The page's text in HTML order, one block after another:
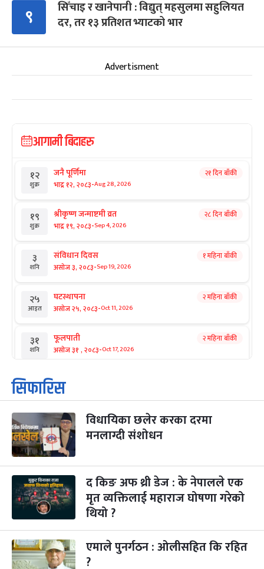
९
सिँचाइ र खानेपानी : विद्युत् महसुलमा सहुलियत
दर, तर १३ प्रतिशत भ्याटको भार
Advertisment
आगामी बिदाहरु
१२
शुक्र
जनै पूर्णिमा
भाद्र १२, २०८३-Aug 28, 2026
२१ दिन बाँकी
१९
शुक्र
श्रीकृष्ण जन्माष्टमी व्रत
भाद्र १९, २०८३-Sep 4, 2026
२८ दिन बाँकी
३
शनि
संविधान दिवस
असोज ३, २०८३-Sep 19, 2026
१ महिना बाँकी
२५
आइत
घटस्थापना
असोज २५, २०८३-Oct 11, 2026
२ महिना बाँकी
३१
शनि
फूलपाती
असोज ३१ , २०८३-Oct 17, 2026
२ महिना बाँकी
१
आइत
कार्तिक सङ्क्रान्ति
कार्तिक १, २०८३
३
मंगल
महानवमी
कार्तिक ३, २०८३-Oct 20, 2026
२ महिना बाँकी
४
बुध कार्तिक ४, २०८३-
५
बिहि
पापा‌ङ्कुशा एकादशी व्रत
कार्तिक ५, २०८३-Oct 22, 2026
२ महिना बाँकी
२२
आइत
कुकुर तिहार
कार्तिक २२, २०८३ Nov 8, 2026
३ महिना बाँकी
सिफारिस
विधायिका छलेर करका दरमा
मनलाग्दी संशोधन
द किङ अफ थ्री डेज : के नेपालले एक
मृत व्यक्तिलाई महाराज घोषणा गरेको
थियो ?
एमाले पुनर्गठन : ओलीसहित कि रहित
?